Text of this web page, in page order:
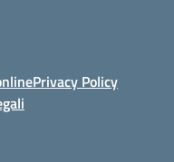
Privacy Policy